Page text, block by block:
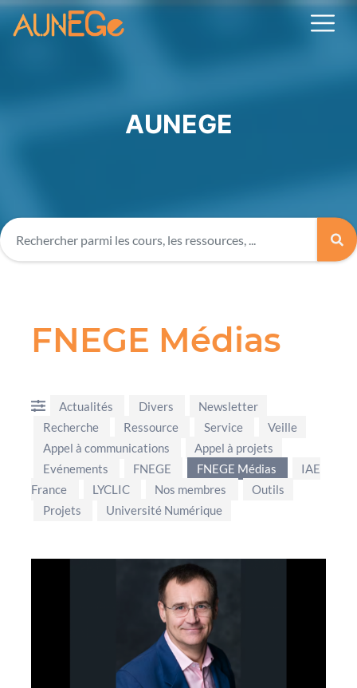
AUNEGE
FNEGE Médias
Actualités Divers
Newsletter
Recherche
Ressource Service
Veille
Appel à communications
Appel à projets
Evénements
FNEGE FNEGE Médias
IAE
France
LYCLIC Nos membres
Outils
Projets
Université Numérique